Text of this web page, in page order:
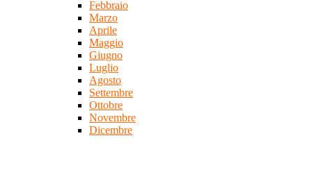
Febbraio
Marzo
Aprile
Maggio
Giugno
Luglio
Agosto
Settembre
Ottobre
Novembre
Dicembre